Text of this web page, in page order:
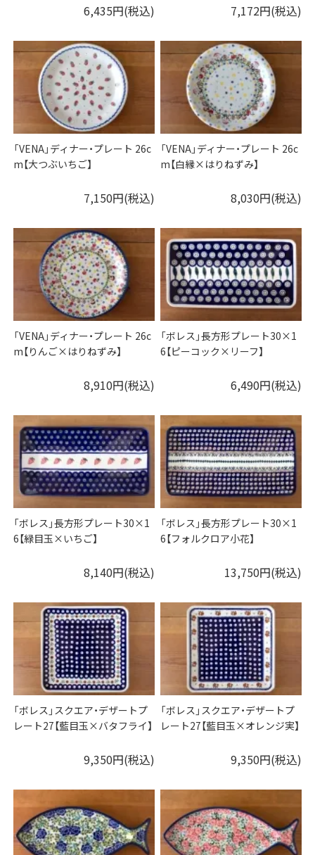
6,435円(税込) 7,172円(税込)
「VENA」ディナー・プレート 26c
m【大つぶいちご】
7,150円(税込)
「VENA」ディナー・プレート 26c
m【白縁×はりねずみ】
8,030円(税込)
「VENA」ディナー・プレート 26c
m【りんご×はりねずみ】
8,910円(税込)
「ボレス」長方形プレート30×1
6【ピーコック×リーフ】
6,490円(税込)
「ボレス」長方形プレート30×1
6【緑目玉×いちご】
8,140円(税込)
「ボレス」長方形プレート30×1
6【フォルクロア小花】
13,750円(税込)
「ボレス」スクエア・デザートプ
レート27【藍目玉×バタフライ】
9,350円(税込)
「ボレス」スクエア・デザートプ
レート27【藍目玉×オレンジ実】
9,350円(税込)